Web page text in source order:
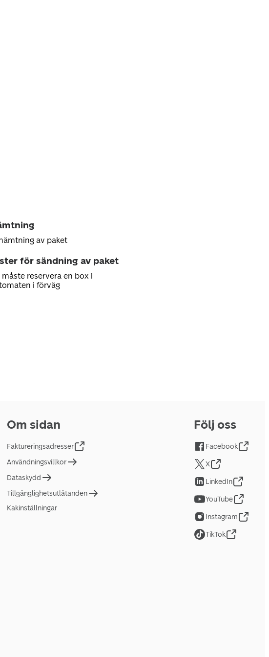
av paket
för sändning av paket
måste reservera en box i
i förväg
Om sidan
Faktureringsadresser
Användningsvillkor
Dataskydd
Tillgänglighetsutlåtanden
Kakinställningar
Följ oss
Facebook
X
LinkedIn
YouTube
Instagram
TikTok